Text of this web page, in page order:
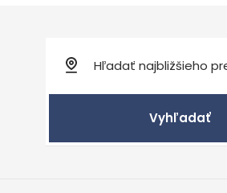
Vyhľadať